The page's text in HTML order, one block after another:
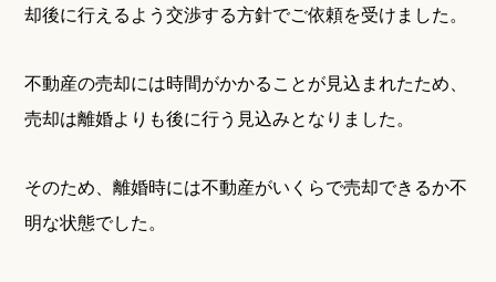
却後に行えるよう交渉する方針でご依頼を受けました。
不動産の売却には時間がかかることが見込まれたため、
売却は離婚よりも後に行う見込みとなりました。
そのため、離婚時には不動産がいくらで売却できるか不
明な状態でした。